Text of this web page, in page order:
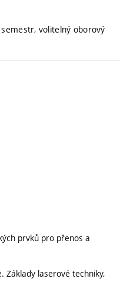
volitelný oborový
prvků pro přenos a
Základy laserové techniky,